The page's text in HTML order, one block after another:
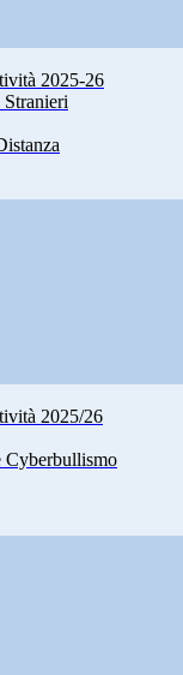
2025-26
2025/26
Cyberbullismo